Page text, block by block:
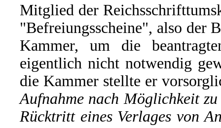
Mitglied der
"Befreiungsscheine", also der
Kammer, um die
eigentlich nicht notwendig
die Kammer stellte er
Aufnahme nach Möglichkeit
Rücktritt eines Verlages von